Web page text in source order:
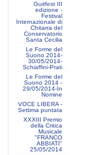
Guitfest III
edizione -
Festival
Internazionale di
Chitarra del
Conservatorio
Santa Cecilia
Le Forme del
Suono 2014-
30/05/2014-
Schiaffini-Prati
Le Forme del
Suono 2014 -
29/05/2014-In
Nomine
VOCE LIBERA -
Settima puntata
XXXIII Premio
della Critica
Musicale
"FRANCO
ABBIATI"
25/05/2014